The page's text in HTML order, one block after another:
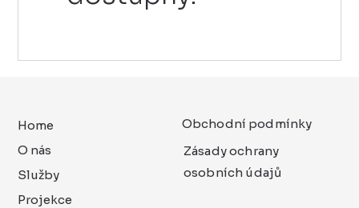
Home
O nás
Služby
Projekce
Obchodní podmínky
Zásady ochrany
osobních údajů